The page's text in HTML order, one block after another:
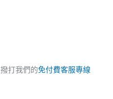
打我們的免付費客服專線